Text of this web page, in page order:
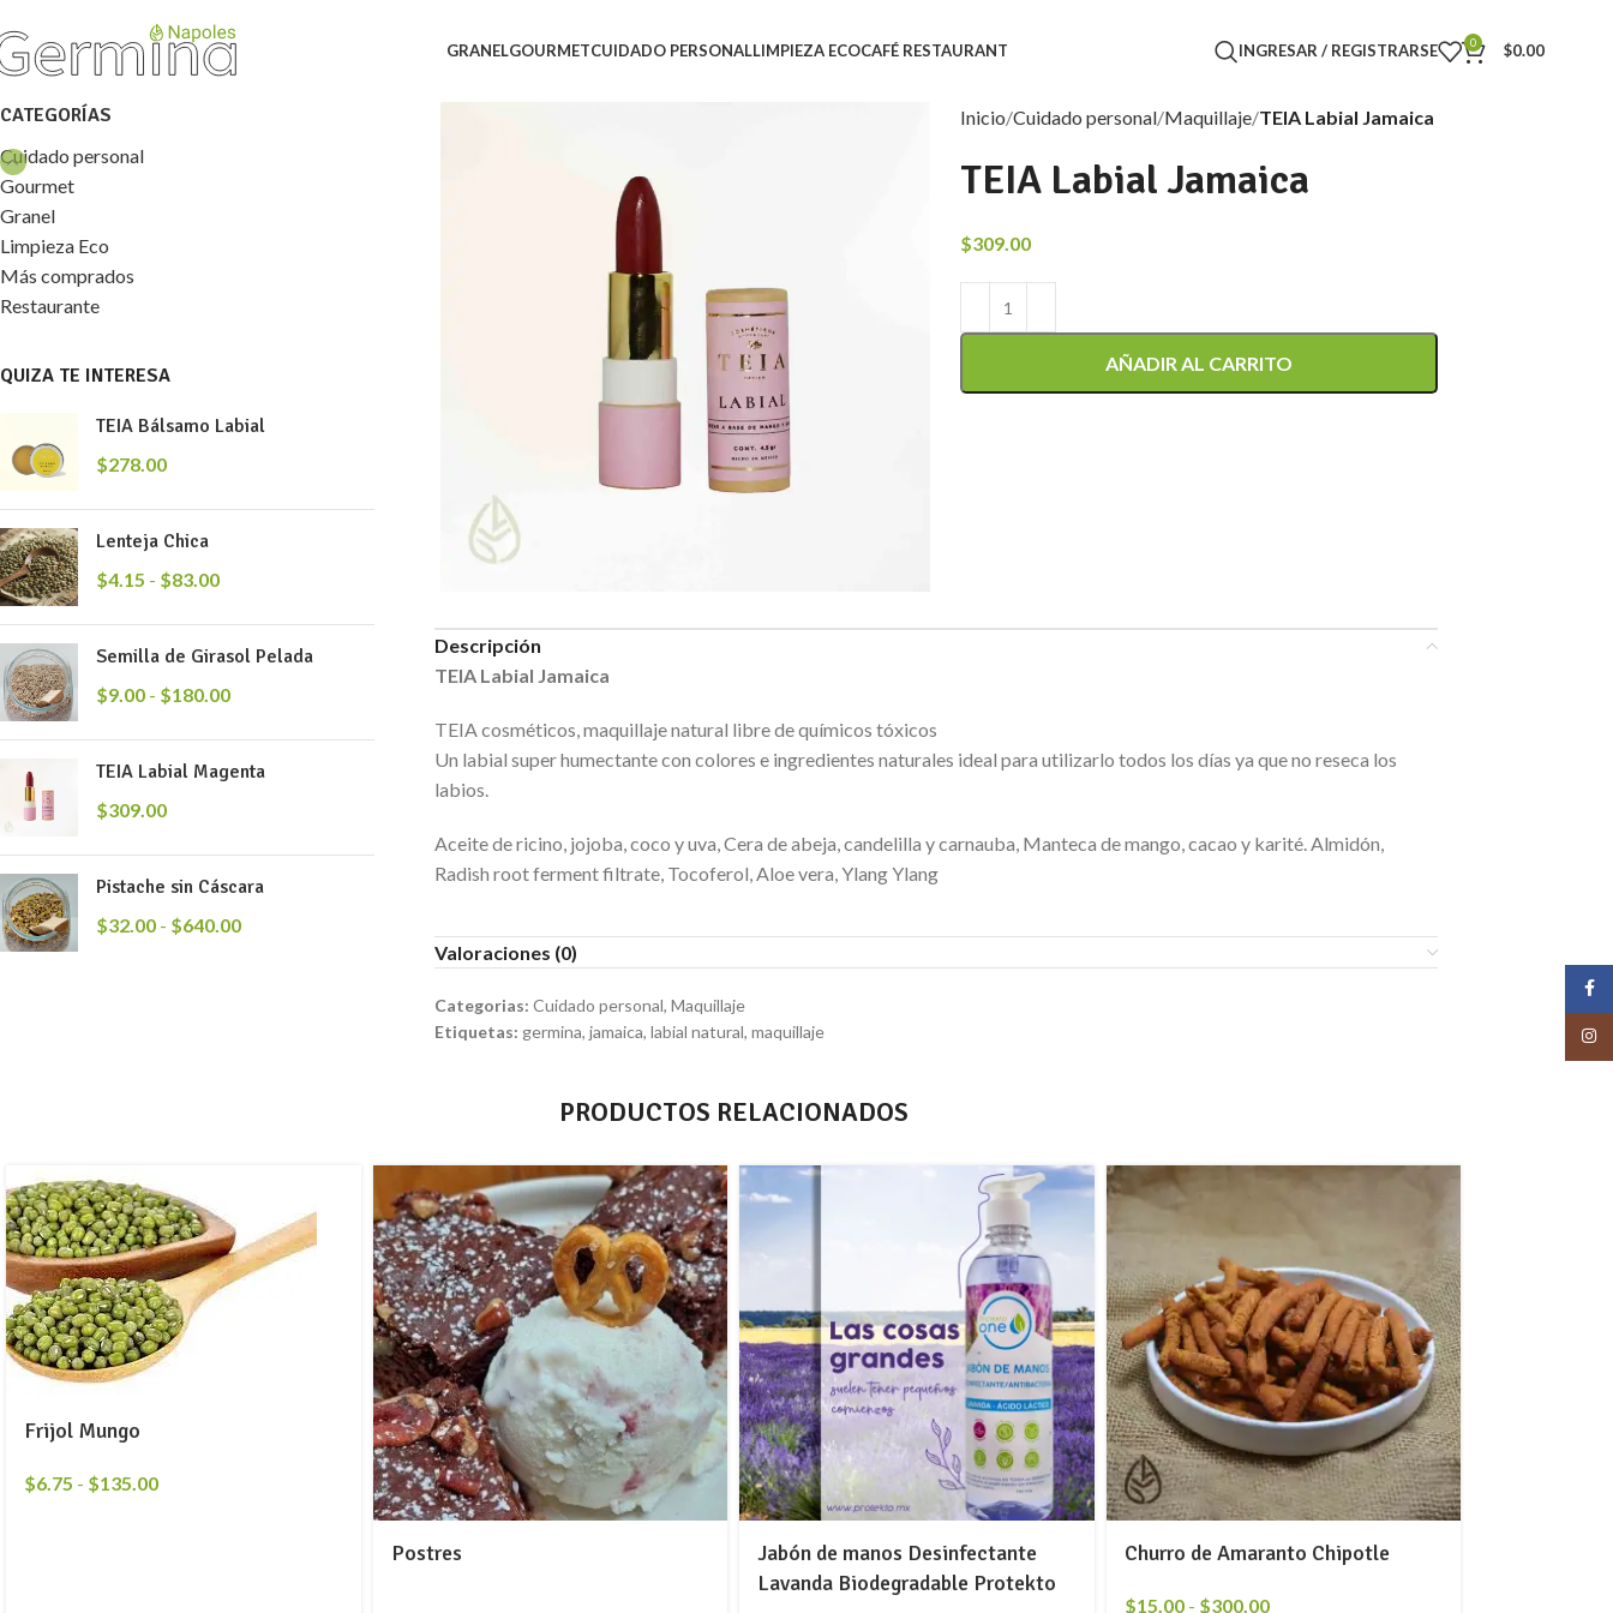
GRANELGOURMETCUIDADO PERSONALLIMPIEZA ECOCAFÉ RESTAURANT INGRESAR / REGISTRARSE 0 $0.00
CATEGORÍAS
Cuidado personal
Gourmet
Granel
Limpieza Eco
Más comprados
Restaurante
QUIZA TE INTERESA
TEIA Bálsamo Labial
$278.00
Lenteja Chica
$4.15 - $83.00
Semilla de Girasol Pelada
$9.00 - $180.00
TEIA Labial Magenta
$309.00
Pistache sin Cáscara
$32.00 - $640.00
Inicio Cuidado personal Maquillaje TEIA Labial Jamaica
TEIA Labial Jamaica
$309.00
AÑADIR AL CARRITO
Descripción
TEIA Labial Jamaica
TEIA cosméticos, maquillaje natural libre de químicos tóxicos
Un labial super humectante con colores e ingredientes naturales ideal para utilizarlo todos los días ya que no reseca los
labios.
Aceite de ricino, jojoba, coco y uva, Cera de abeja, candelilla y carnauba, Manteca de mango, cacao y karité. Almidón,
Radish root ferment filtrate, Tocoferol, Aloe vera, Ylang Ylang
Valoraciones (0)
Categorias:Cuidado personal,Maquillaje
Etiquetas: germina,jamaica,labial natural,maquillaje
PRODUCTOS RELACIONADOS
Frijol Mungo
$6.75 - $135.00
Postres
Jabón de manos Desinfectante
Lavanda Biodegradable Protekto
Churro de Amaranto Chipotle
$15.00 - $300.00